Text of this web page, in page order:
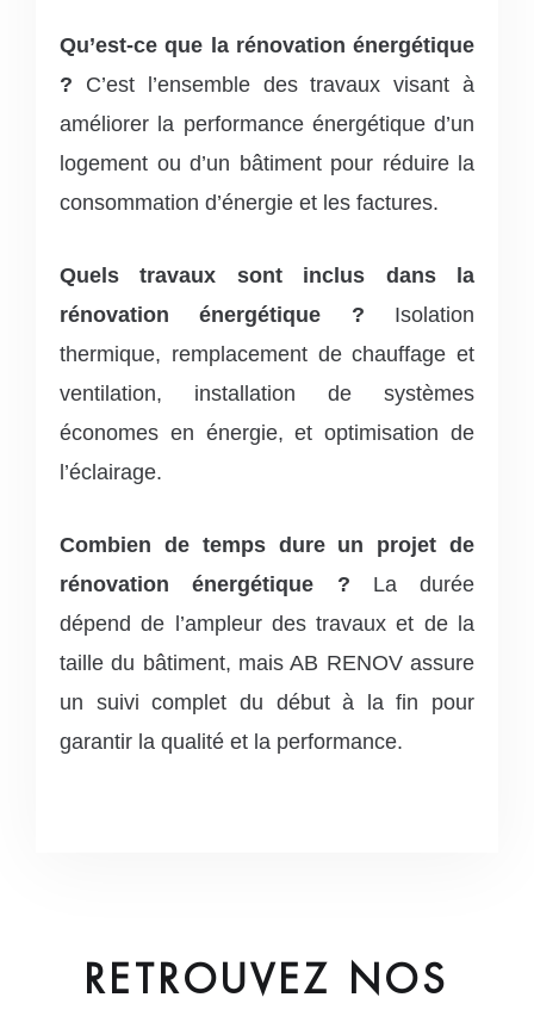
Qu’est-ce que la rénovation énergétique
? C’est l’ensemble des travaux visant à
améliorer la performance énergétique d’un
logement ou d’un bâtiment pour réduire la
consommation d’énergie et les factures.
Quels travaux sont inclus dans la
rénovation énergétique ? Isolation
thermique, remplacement de chauffage et
ventilation, installation de systèmes
économes en énergie, et optimisation de
l’éclairage.
Combien de temps dure un projet de
rénovation énergétique ? La durée
dépend de l’ampleur des travaux et de la
taille du bâtiment, mais AB RENOV assure
un suivi complet du début à la fin pour
garantir la qualité et la performance.
RETROUVEZ NOS